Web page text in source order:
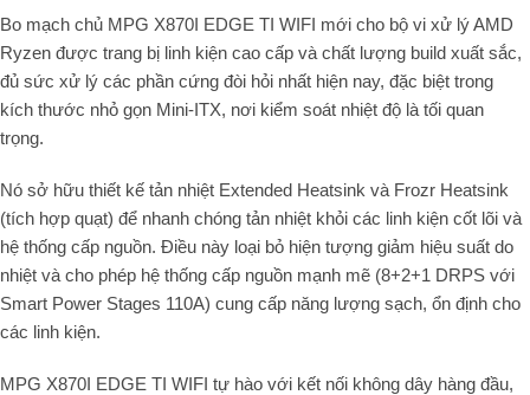
Bo mạch chủ MPG X870I EDGE TI WIFI mới cho bộ vi xử lý AMD
Ryzen được trang bị linh kiện cao cấp và chất lượng build xuất sắc,
đủ sức xử lý các phần cứng đòi hỏi nhất hiện nay, đặc biệt trong
kích thước nhỏ gọn Mini-ITX, nơi kiểm soát nhiệt độ là tối quan
trọng.
Nó sở hữu thiết kế tản nhiệt Extended Heatsink và Frozr Heatsink
(tích hợp quạt) để nhanh chóng tản nhiệt khỏi các linh kiện cốt lõi và
hệ thống cấp nguồn. Điều này loại bỏ hiện tượng giảm hiệu suất do
nhiệt và cho phép hệ thống cấp nguồn mạnh mẽ (8+2+1 DRPS với
Smart Power Stages 110A) cung cấp năng lượng sạch, ổn định cho
các linh kiện.
MPG X870I EDGE TI WIFI tự hào với kết nối không dây hàng đầu,